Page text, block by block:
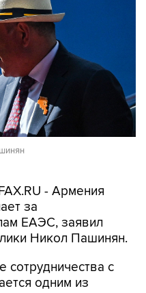
- Армения
ЕАЭС, заявил
Никол Пашинян.
сотрудничества с
найдет свое